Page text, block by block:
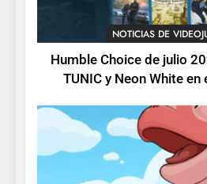
flotante
de cromos
NOTICIAS DE
Palworld
cambios y
con el
completo
NOTICIAS DE
NOTICIAS DE
Humble Choice de julio
TUNIC y Neon White